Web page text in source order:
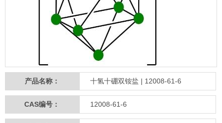
产品名称： 十氢十硼双铵盐 | 12008-61-6
CAS编号： 12008-61-6